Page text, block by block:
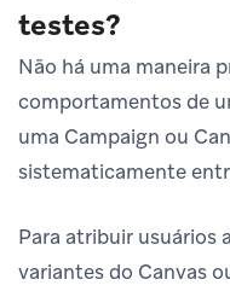
testes?
Não há uma maneira
comportamentos de
uma Campaign ou
sistematicamente
Para atribuir usuários
variantes do Canvas